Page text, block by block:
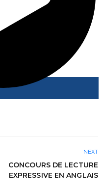
NEXT
CONCOURS DE LECTURE
EXPRESSIVE EN ANGLAIS